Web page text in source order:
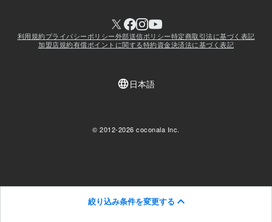
絞り込み条件を変更する